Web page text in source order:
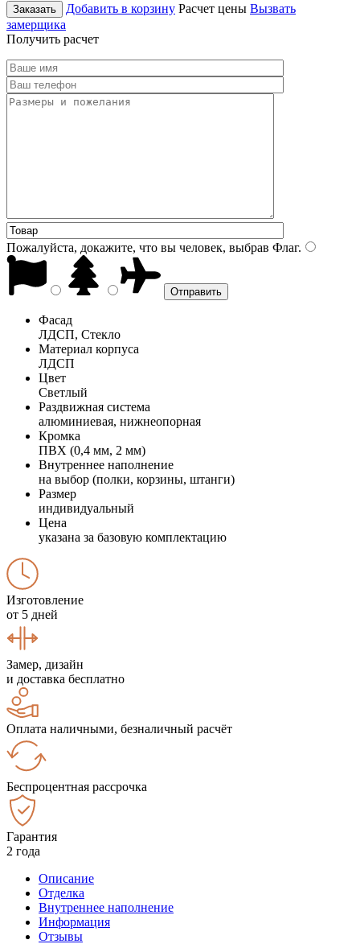
Заказать Добавить в корзину Расчет цены Вызвать
замерщика
Получить расчет
Пожалуйста, докажите, что вы человек, выбрав Флаг.
Фасад
ЛДСП, Стекло
Материал корпуса
ЛДСП
Цвет
Светлый
Раздвижная система
алюминиевая, нижнеопорная
Кромка
ПВХ (0,4 мм, 2 мм)
Внутреннее наполнение
на выбор (полки, корзины, штанги)
Размер
индивидуальный
Цена
указана за базовую комплектацию
Изготовление
от 5 дней
Замер, дизайн
и доставка бесплатно
Оплата наличными, безналичный расчёт
Беспроцентная рассрочка
Гарантия
2 года
Описание
Отделка
Внутреннее наполнение
Информация
Отзывы